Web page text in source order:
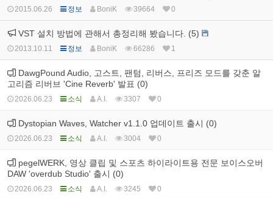
2015.06.26 정보 BoniK 39664 0
VST 설치 방법에 관해서 총정리해 봤습니다. (5)
2013.10.11 정보 BoniK 66286 1
DawgPound Audio, 고스트, 팬텀, 리버스, 프리즈 모드를 갖춘 알
고리즘 리버브 'Cine Reverb' 발표 (0)
2026.06.23 소식 A.I. 3307 0
Dystopian Waves, Watcher v1.1.0 업데이트 출시 (0)
2026.06.23 소식 A.I. 3004 0
pegelWERK, 영상 클립 및 스포츠 하이라이트용 전문 보이스오버
DAW 'overdub Studio' 출시 (0)
2026.06.23 소식 A.I. 3245 0